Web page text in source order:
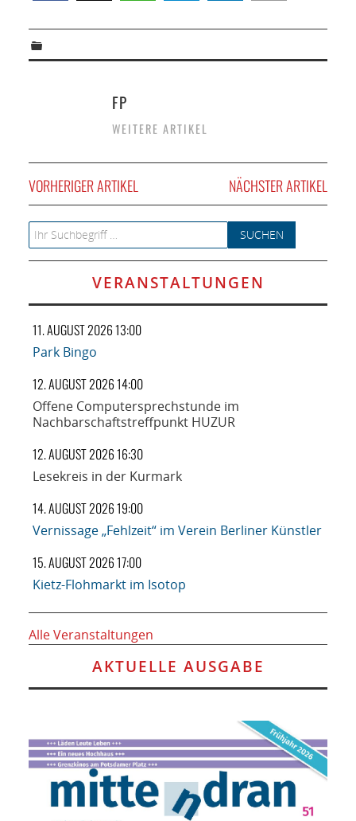
FP
WEITERE ARTIKEL
VORHERIGER ARTIKEL NÄCHSTER ARTIKEL
Search for:
VERANSTALTUNGEN
11. AUGUST 2026 13:00
Park Bingo
12. AUGUST 2026 14:00
Offene Computersprechstunde im
Nachbarschaftstreffpunkt HUZUR
12. AUGUST 2026 16:30
Lesekreis in der Kurmark
14. AUGUST 2026 19:00
Vernissage „Fehlzeit“ im Verein Berliner Künstler
15. AUGUST 2026 17:00
Kietz-Flohmarkt im Isotop
Alle Veranstaltungen
AKTUELLE AUSGABE